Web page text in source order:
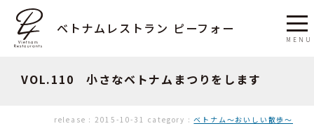
ベトナムレストラン ピーフォー
VOL.110 小さなベトナムまつりをします
release : 2015-10-31 category :ベトナム〜おいしい散歩〜